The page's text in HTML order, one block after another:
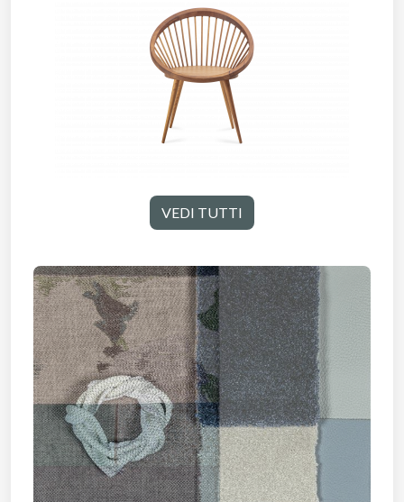
VEDI TUTTI